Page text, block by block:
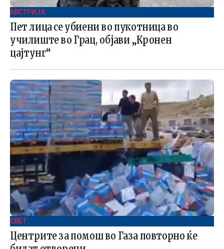
АВСТРИЈА
Пет лица се убиени во пукотница во
училиште во Грац, објави „Кронен
цајтунг“
СВЕТ .
Центрите за помош во Газа повторно ќе